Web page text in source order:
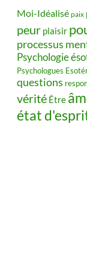
Moi-Idéalisé paix
peur plaisir
processus
Psychologie
Psychologues
questions
vérité Être
état